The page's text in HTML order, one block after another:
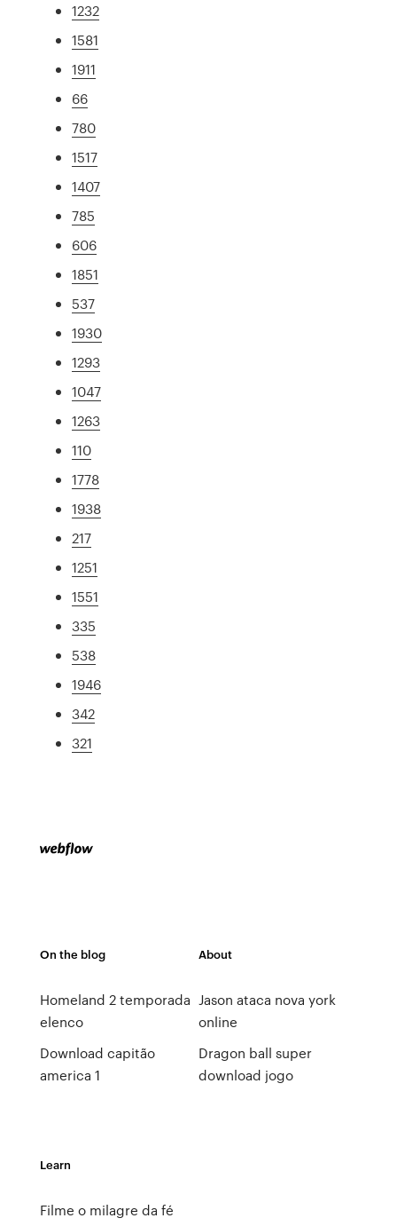
1232
1581
1911
66
780
1517
1407
785
606
1851
537
1930
1293
1047
1263
110
1778
1938
217
1251
1551
335
538
1946
342
321
On the blog
Homeland 2 temporada
elenco
Download capitão
america 1
About
Jason ataca nova york
online
Dragon ball super
download jogo
Learn
Filme o milagre da fé